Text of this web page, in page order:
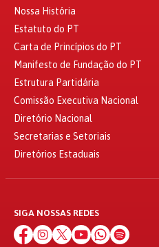
Nossa História
Estatuto do PT
Carta de Princípios do PT
Manifesto de Fundação do PT
Estrutura Partidária
Comissão Executiva Nacional
Diretório Nacional
Secretarias e Setoriais
Diretórios Estaduais
SIGA NOSSAS REDES